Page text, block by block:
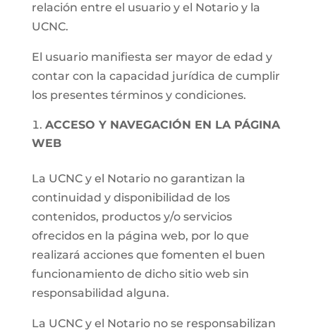
relación entre el usuario y el Notario y la
UCNC.
El usuario manifiesta ser mayor de edad y
contar con la capacidad jurídica de cumplir
los presentes términos y condiciones.
ACCESO Y NAVEGACIÓN EN LA PÁGINA
WEB
La UCNC y el Notario no garantizan la
continuidad y disponibilidad de los
contenidos, productos y/o servicios
ofrecidos en la página web, por lo que
realizará acciones que fomenten el buen
funcionamiento de dicho sitio web sin
responsabilidad alguna.
La UCNC y el Notario no se responsabilizan